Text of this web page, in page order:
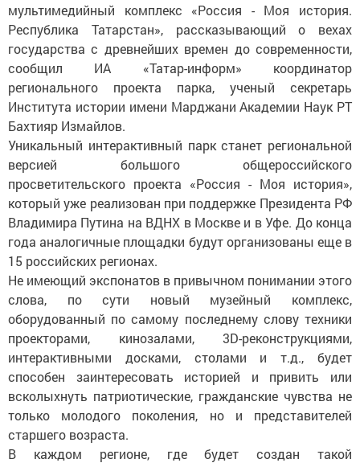
мультимедийный комплекс «Россия - Моя история.
Республика Татарстан», рассказывающий о вехах
государства с древнейших времен до современности,
сообщил ИА «Татар-информ» координатор
регионального проекта парка, ученый секретарь
Института истории имени Марджани Академии Наук РТ
Бахтияр Измайлов.
Уникальный интерактивный парк станет региональной
версией большого общероссийского
просветительского проекта «Россия - Моя история»,
который уже реализован при поддержке Президента РФ
Владимира Путина на ВДНХ в Москве и в Уфе. До конца
года аналогичные площадки будут организованы еще в
15 российских регионах.
Не имеющий экспонатов в привычном понимании этого
слова, по сути новый музейный комплекс,
оборудованный по самому последнему слову техники
проекторами, кинозалами, 3D-реконструкциями,
интерактивными досками, столами и т.д., будет
способен заинтересовать историей и привить или
всколыхнуть патриотические, гражданские чувства не
только молодого поколения, но и представителей
старшего возраста.
В каждом регионе, где будет создан такой